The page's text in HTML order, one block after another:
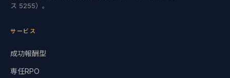
ス 5255）。
サービス
成功報酬型
専任RPO